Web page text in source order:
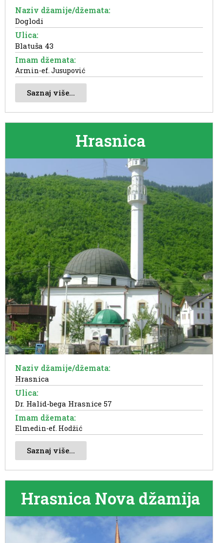
Naziv džamije/džemata:
Doglodi
Ulica:
Blatuša 43
Imam džemata:
Armin-ef. Jusupović
Saznaj više...
Hrasnica
Naziv džamije/džemata:
Hrasnica
Ulica:
Dr. Halid-bega Hrasnice 57
Imam džemata:
Elmedin-ef. Hodžić
Saznaj više...
Hrasnica Nova džamija